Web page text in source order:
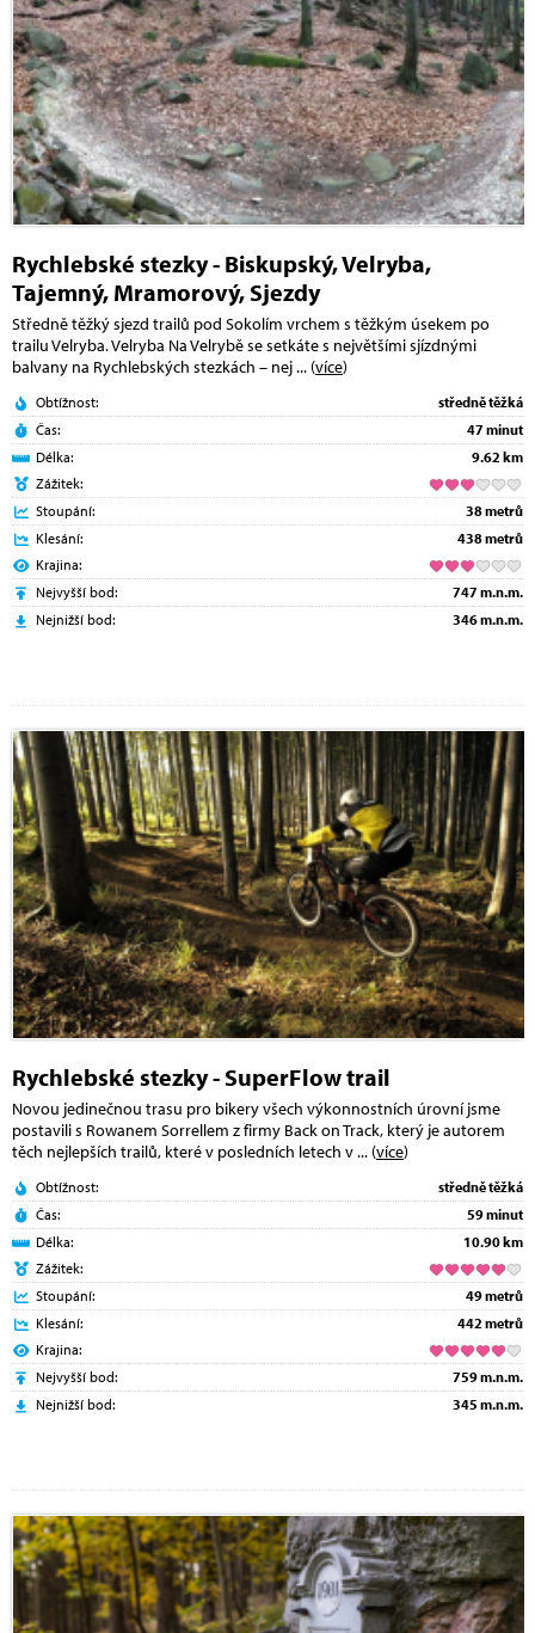
Rychlebské stezky - Biskupský, Velryba,
Tajemný, Mramorový, Sjezdy
Středně těžký sjezd trailů pod Sokolím vrchem s těžkým úsekem po
trailu Velryba. Velryba Na Velrybě se setkáte s největšími sjízdnými
balvany na Rychlebských stezkách – nej... (více)
Obtížnost:
středně těžká
Čas:
47 minut
Délka:
9.62 km
Zážitek:
Stoupání:
38 metrů
Klesání:
438 metrů
Krajina:
Nejvyšší bod:
747 m.n.m.
Nejnižší bod:
346 m.n.m.
Rychlebské stezky - SuperFlow trail
Novou jedinečnou trasu pro bikery všech výkonnostních úrovní jsme
postavili s Rowanem Sorrellem z firmy Back on Track, který je autorem
těch nejlepších trailů, které v posledních letech v... (více)
Obtížnost:
středně těžká
Čas:
59 minut
Délka:
10.90 km
Zážitek:
Stoupání:
49 metrů
Klesání:
442 metrů
Krajina:
Nejvyšší bod:
759 m.n.m.
Nejnižší bod:
345 m.n.m.